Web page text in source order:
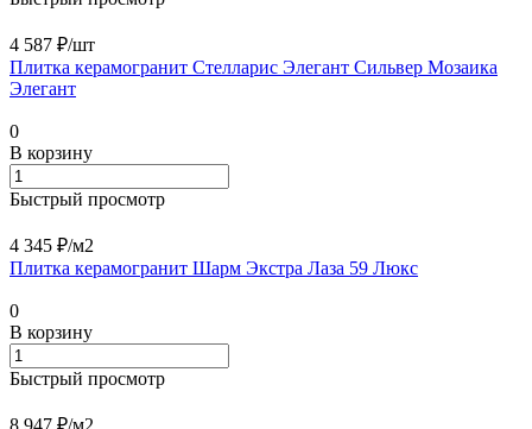
4 587 ₽/шт
Плитка керамогранит Стелларис Элегант Сильвер Мозаика
Элегант
0
В корзину
Быстрый просмотр
4 345 ₽/м2
Плитка керамогранит Шарм Экстра Лаза 59 Люкс
0
В корзину
Быстрый просмотр
8 947 ₽/м2